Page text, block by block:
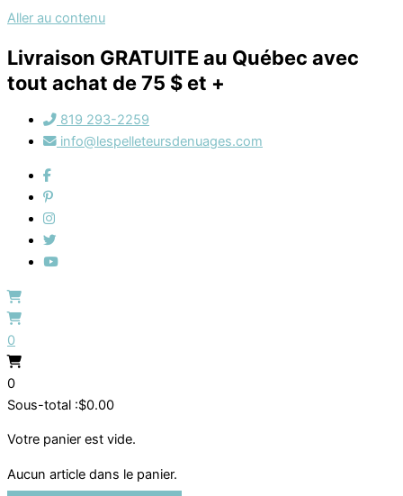
Aller au contenu
Livraison GRATUITE au Québec avec
tout achat de 75 $ et +
819 293-2259
info@lespelleteursdenuages.com
0
0
Sous-total :$0.00
Votre panier est vide.
Aucun article dans le panier.